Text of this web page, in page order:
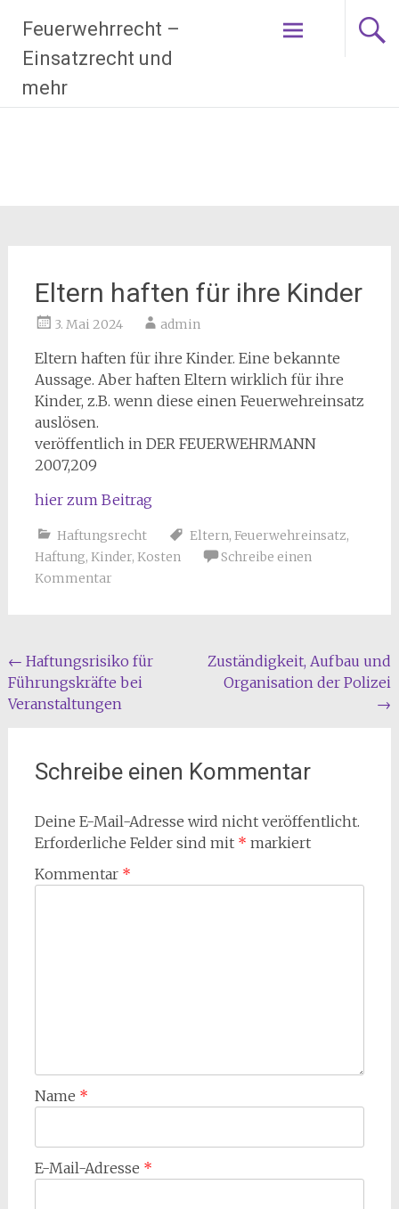
Inhalt
springen
Feuerwehrrecht –
Einsatzrecht und
mehr
Eltern haften für ihre Kinder
3. Mai 2024 admin
Eltern haften für ihre Kinder. Eine bekannte
Aussage. Aber haften Eltern wirklich für ihre
Kinder, z.B. wenn diese einen Feuerwehreinsatz
auslösen.
veröffentlich in DER FEUERWEHRMANN
2007,209
hier zum Beitrag
Haftungsrecht Eltern, Feuerwehreinsatz,
Haftung, Kinder, Kosten
Schreibe einen
Kommentar
Beitragsnavigation
← Haftungsrisiko für
Führungskräfte bei
Veranstaltungen
Zuständigkeit, Aufbau und
Organisation der Polizei
→
Schreibe einen Kommentar
Deine E-Mail-Adresse wird nicht veröffentlicht.
Erforderliche Felder sind mit * markiert
Kommentar *
Name *
E-Mail-Adresse *